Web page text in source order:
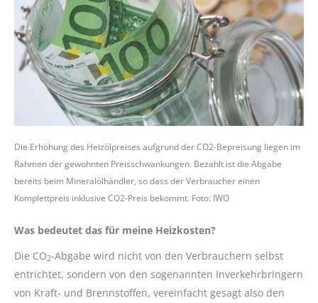
Die Erhöhung des Heizölpreises aufgrund der CO2-Bepreisung liegen im
Rahmen der gewohnten Preisschwankungen. Bezahlt ist die Abgabe
bereits beim Mineralölhändler, so dass der Verbraucher einen
Komplettpreis inklusive CO2-Preis bekommt. Foto: IWO
Was bedeutet das für meine Heizkosten?
Die CO2-Abgabe wird nicht von den Verbrauchern selbst
entrichtet, sondern von den sogenannten Inverkehrbringern
von Kraft- und Brennstoffen, vereinfacht gesagt also den